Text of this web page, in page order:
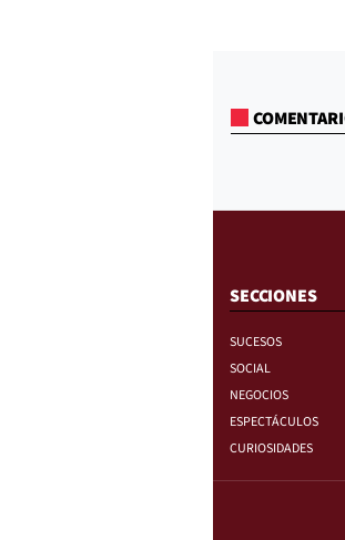
SECCIONES
SUCESOS
SOCIAL
NEGOCIOS
ESPECTÁCULOS
CURIOSIDADES